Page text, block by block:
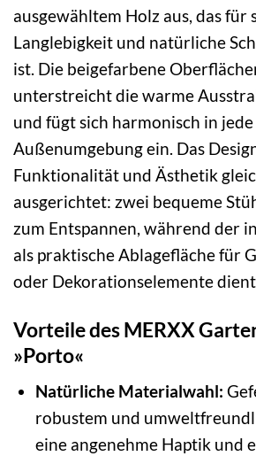
ausgewähltem Holz aus, das für
Langlebigkeit und natürliche
ist. Die beigefarbene
unterstreicht die warme
und fügt sich harmonisch in jede
Außenumgebung ein. Das
Funktionalität und Ästhetik
ausgerichtet: zwei bequeme
zum Entspannen, während der
als praktische Ablagefläche für
oder Dekorationselemente dient.
Vorteile des MERXX
»Porto«
Natürliche Materialwahl:
robustem und
eine angenehme Haptik und